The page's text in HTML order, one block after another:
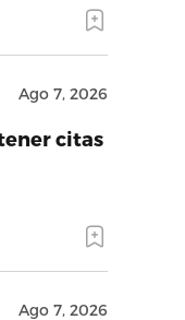
Ago 7, 2026
citas
Ago 7, 2026